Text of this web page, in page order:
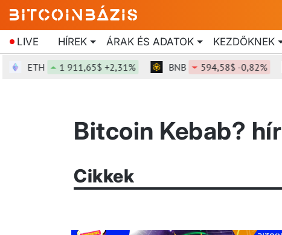
LIVE HÍREK ÁRAK ÉS ADATOK KEZDŐKNEK
ETH 1 911,65$ +2,31% BNB 594,58$ -0,82%
Bitcoin Kebab?
Cikkek